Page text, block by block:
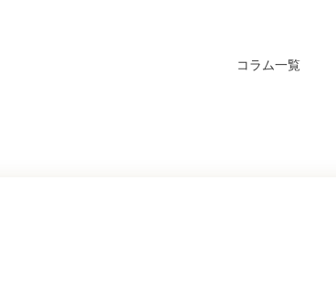
コラム一覧